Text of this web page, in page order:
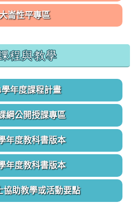
大崙性平專區
程與教學
學年度課程計畫
綱公開授課專區
年度教科書版本
年度教科書版本
協助教學或活動要點